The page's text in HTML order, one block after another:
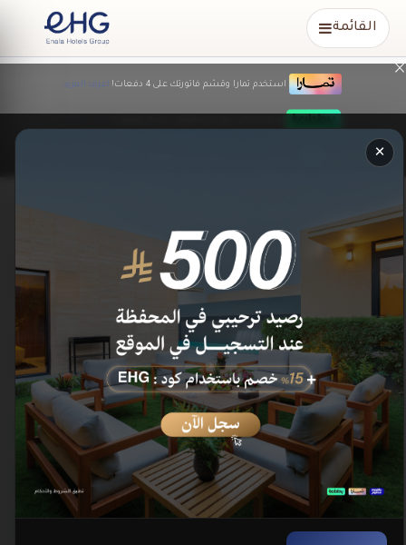
القائمة
استخدم تمارا وقسّم فاتورتك على 4 دفعات! اعرف المزيد
×
×
تاريخ الوصول / المغادرة
عدد الضيوف
عدد الضيوف1
الوجهه
مدينة الرياض
مدينة تبوك